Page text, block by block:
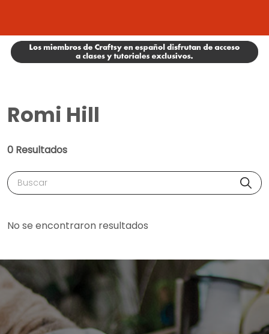
Romi Hill
0 Resultados
Buscar
No se encontraron resultados